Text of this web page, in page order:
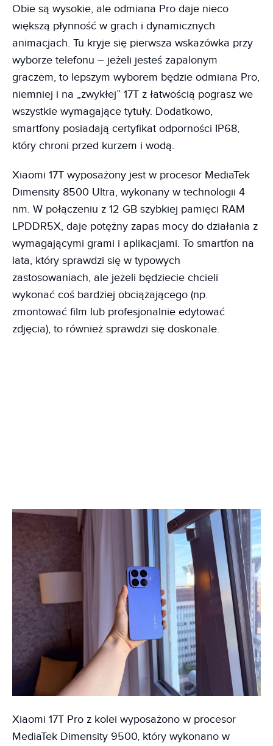
Obie są wysokie, ale odmiana Pro daje nieco
większą płynność w grach i dynamicznych
animacjach. Tu kryje się pierwsza wskazówka przy
wyborze telefonu – jeżeli jesteś zapalonym
graczem, to lepszym wyborem będzie odmiana Pro,
niemniej i na „zwykłej” 17T z łatwością pograsz we
wszystkie wymagające tytuły. Dodatkowo,
smartfony posiadają certyfikat odporności IP68,
który chroni przed kurzem i wodą.
Xiaomi 17T wyposażony jest w procesor MediaTek
Dimensity 8500 Ultra, wykonany w technologii 4
nm. W połączeniu z 12 GB szybkiej pamięci RAM
LPDDR5X, daje potężny zapas mocy do działania z
wymagającymi grami i aplikacjami. To smartfon na
lata, który sprawdzi się w typowych
zastosowaniach, ale jeżeli będziecie chcieli
wykonać coś bardziej obciążającego (np.
zmontować film lub profesjonalnie edytować
zdjęcia), to również sprawdzi się doskonale.
Xiaomi 17T Pro z kolei wyposażono w procesor
MediaTek Dimensity 9500, który wykonano w